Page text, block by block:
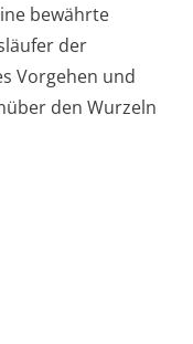
bewährte
der
Vorgehen und
den Wurzeln